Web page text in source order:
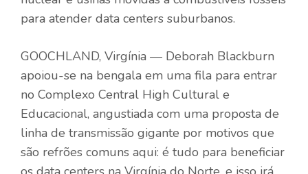
para atender data centers suburbanos.
GOOCHLAND, Virgínia — Deborah Blackburn
apoiou-se na bengala em uma fila para entrar
no Complexo Central High Cultural e
Educacional, angustiada com uma proposta de
linha de transmissão gigante por motivos que
são refrões comuns aqui: é tudo para beneficiar